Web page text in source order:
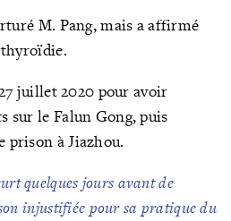
M. Pang, mais a affirmé
juillet 2020 pour avoir
sur le Falun Gong, puis
prison à Jiazhou.
quelques jours avant de
injustifiée pour sa pratique du